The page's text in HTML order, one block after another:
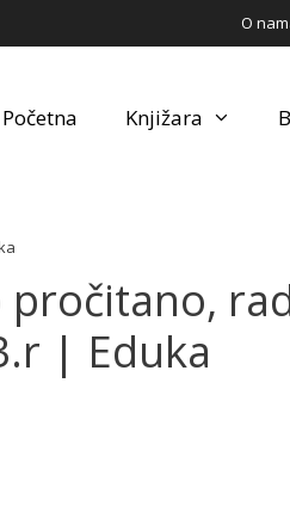
O
Početna Knjižara
| Eduka